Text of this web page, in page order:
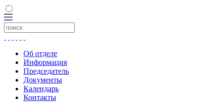
Об отделе
Информация
Председатель
Документы
Календарь
Контакты